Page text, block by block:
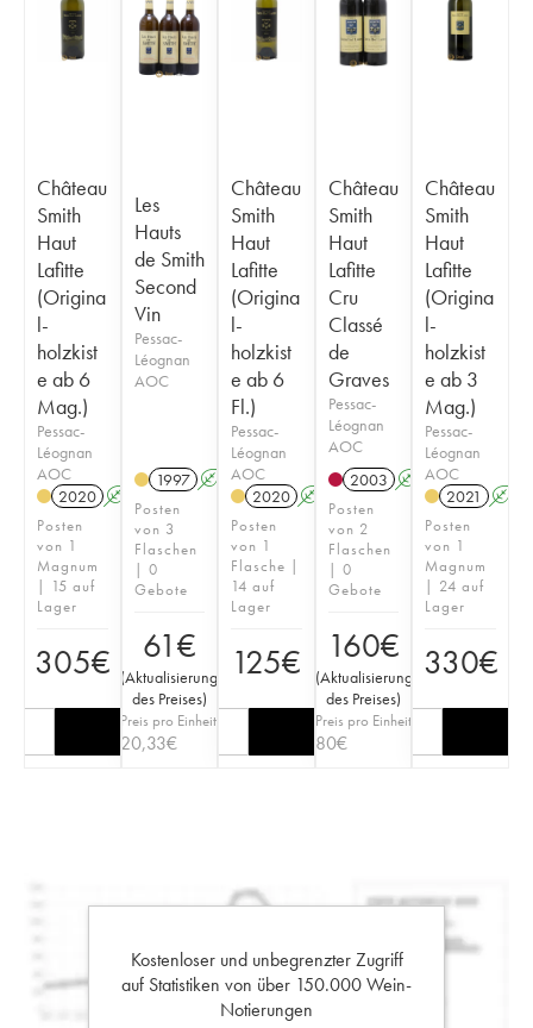
Château
Smith
Haut
Lafitte
(Origina
l-
holzkist
e ab 6
Mag.)
Pessac-
Léognan
AOC
2020 A
Posten
von 1
Magnum
| 15 auf
Lager
305€
Les
Hauts
de Smith
Second
Vin
Pessac-
Léognan
AOC
1997 A
Posten
von 3
Flaschen
| 0
Gebote
61€
(Aktualisierung
des Preises)
Preis pro Einheit
20,33€
Château
Smith
Haut
Lafitte
(Origina
l-
holzkist
e ab 6
Fl.)
Pessac-
Léognan
AOC
2020 A
Posten
von 1
Flasche |
14 auf
Lager
125€
Château
Smith
Haut
Lafitte
Cru
Classé
de
Graves
Pessac-
Léognan
AOC
2003 A
Posten
von 2
Flaschen
| 0
Gebote
160€
(Aktualisierung
des Preises)
Preis pro Einheit
80€
Château
Smith
Haut
Lafitte
(Origina
l-
holzkist
e ab 3
Mag.)
Pessac-
Léognan
AOC
2021
A
Posten
von 1
Magnum
| 24 auf
Lager
330€
Kostenloser und unbegrenzter Zugriff
auf Statistiken von über 150.000 Wein-
Notierungen